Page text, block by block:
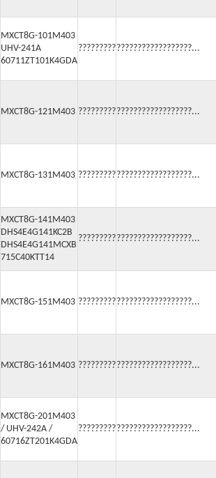
MXCT8G-101M403
UHV-241A
60711ZT101K4GDA
?????????
MXCT8G-121M403 ?????????
MXCT8G-131M403 ?????????
MXCT8G-141M403
DHS4E4G141KC2B
DHS4E4G141MCXB
715C40KTT14
?????????
MXCT8G-151M403 ?????????
MXCT8G-161M403 ?????????
MXCT8G-201M403
/ UHV-242A /
60716ZT201K4GDA
?????????